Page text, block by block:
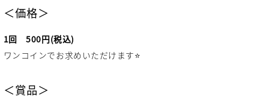
＜価格＞
1回 500円(税込)
ワンコインでお求めいただけます⭐️
＜賞品＞